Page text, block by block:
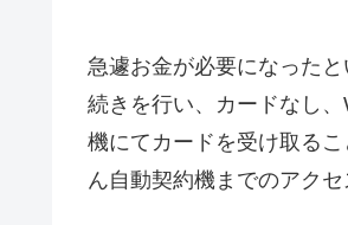
急遽お金が必要になった
続きを行い、カードなし
機にてカードを受け取る
ん自動契約機までのアクセ